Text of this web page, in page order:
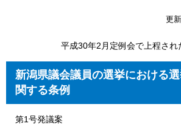
更
平成30年2月定例会で上程され
新潟県議会議員の選挙における
関する条例
第1号発議案